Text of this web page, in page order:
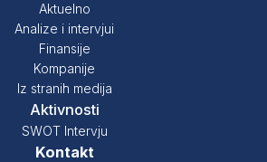
Aktuelno
Analize i intervjui
Finansije
Kompanije
Iz stranih medija
Aktivnosti
SWOT Intervju
Kontakt